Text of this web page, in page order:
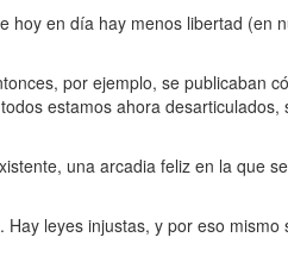
en día hay menos libertad (en
por ejemplo, se publicaban
estamos ahora
una arcadia feliz en la que
leyes injustas, y por eso